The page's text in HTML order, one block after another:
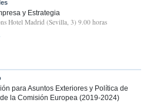
y Estrategia
Hotel Madrid (Sevilla, 3) 9.00 horas
para Asuntos Exteriores y Política de
la Comisión Europea (2019-2024)